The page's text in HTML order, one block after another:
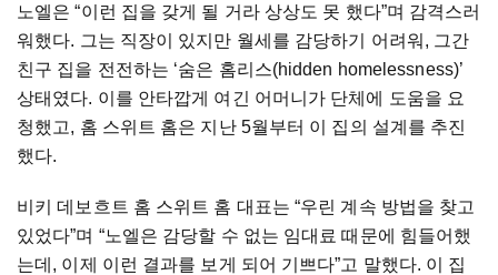
노엘은 “이런 집을 갖게 될 거라 상상도 못 했다”며 감격스러
워했다. 그는 직장이 있지만 월세를 감당하기 어려워, 그간
친구 집을 전전하는 ‘숨은 홈리스(hidden homelessness)’
상태였다. 이를 안타깝게 여긴 어머니가 단체에 도움을 요
청했고, 홈 스위트 홈은 지난 5월부터 이 집의 설계를 추진
했다.
비키 데보흐트 홈 스위트 홈 대표는 “우린 계속 방법을 찾고
있었다”며 “노엘은 감당할 수 없는 임대료 때문에 힘들어했
는데, 이제 이런 결과를 보게 되어 기쁘다”고 말했다. 이 집